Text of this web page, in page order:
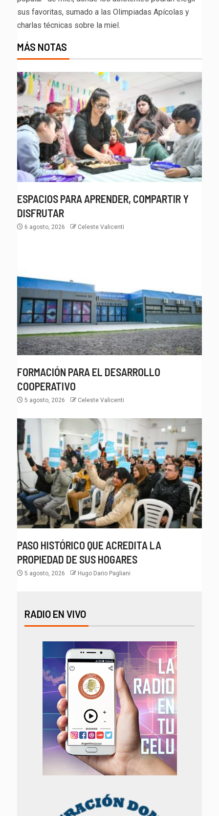
sus favoritas, sumado a las Olimpiadas Apícolas y
charlas técnicas sobre la miel.
MÁS NOTAS
ESPACIOS PARA APRENDER, COMPARTIR Y
DISFRUTAR
6 agosto, 2026 Celeste Valicenti
FORMACIÓN PARA EL DESARROLLO
COOPERATIVO
5 agosto, 2026 Celeste Valicenti
PASO HISTÓRICO QUE ACREDITA LA
PROPIEDAD DE SUS HOGARES
5 agosto, 2026 Hugo Dario Pagliani
RADIO EN VIVO